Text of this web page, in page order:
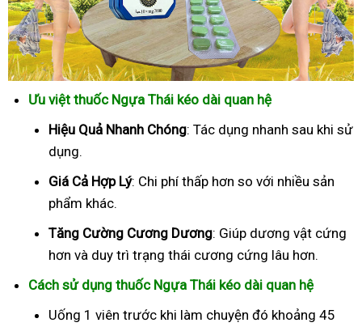
Ưu việt thuốc Ngựa Thái kéo dài quan hệ
Hiệu Quả Nhanh Chóng: Tác dụng nhanh sau khi sử
dụng.
Giá Cả Hợp Lý: Chi phí thấp hơn so với nhiều sản
phẩm khác.
Tăng Cường Cương Dương: Giúp dương vật cứng
hơn và duy trì trạng thái cương cứng lâu hơn.
Cách sử dụng thuốc Ngựa Thái kéo dài quan hệ
Uống 1 viên trước khi làm chuyện đó khoảng 45